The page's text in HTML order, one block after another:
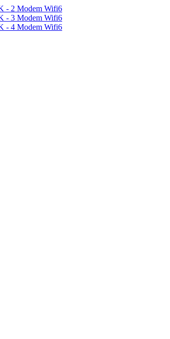
- 2 Modem Wifi6
- 3 Modem Wifi6
- 4 Modem Wifi6